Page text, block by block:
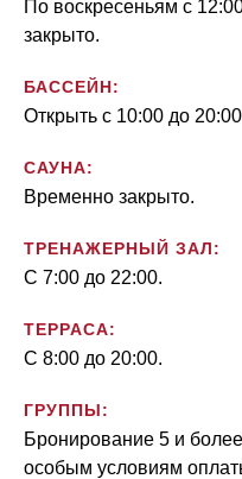
По воскресеньям с
закрыто.
БАССЕЙН:
Oткрыть c 10:00 до
САУНА:
Временно закрыто.
ТРЕНАЖЕРНЫЙ ЗАЛ:
C 7:00 до 22:00.
ТЕРРАСА:
С 8:00 до 20:00.
ГРУППЫ:
Бронирование 5 и
особым условиям